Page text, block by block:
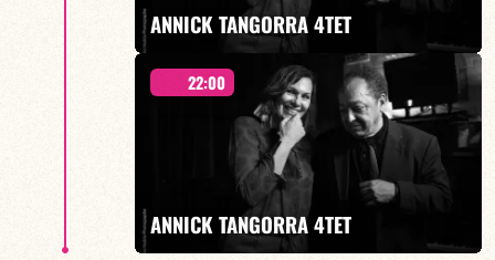
ANNICK TANGORRA 4TET
22:00
ANNICK TANGORRA 4TET